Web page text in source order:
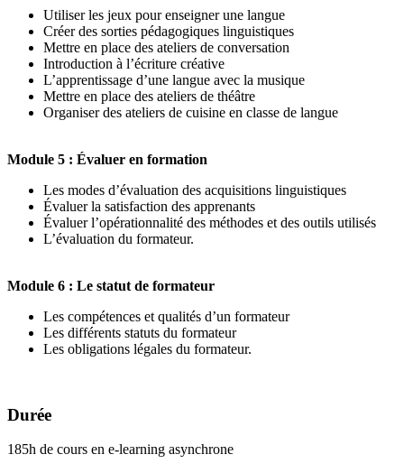
Utiliser les jeux pour enseigner une langue
Créer des sorties pédagogiques linguistiques
Mettre en place des ateliers de conversation
Introduction à l’écriture créative
L’apprentissage d’une langue avec la musique
Mettre en place des ateliers de théâtre
Organiser des ateliers de cuisine en classe de langue
Module 5 : Évaluer en formation
Les modes d’évaluation des acquisitions linguistiques
Évaluer la satisfaction des apprenants
Évaluer l’opérationnalité des méthodes et des outils utilisés
L’évaluation du formateur.
Module 6 : Le statut de formateur
Les compétences et qualités d’un formateur
Les différents statuts du formateur
Les obligations légales du formateur.
Durée
185h de cours en e-learning asynchrone